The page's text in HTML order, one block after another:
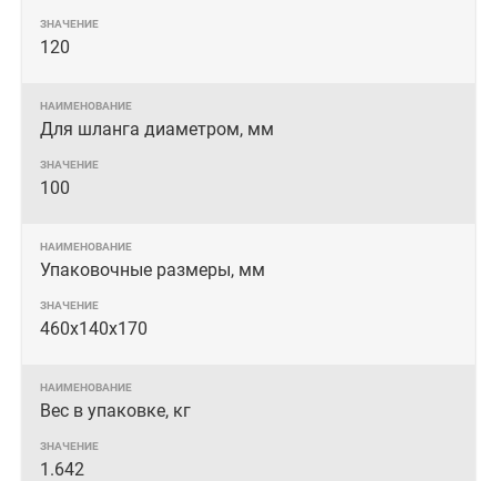
120
Для шланга диаметром, мм
100
Упаковочные размеры, мм
460x140x170
Вес в упаковке, кг
1.642